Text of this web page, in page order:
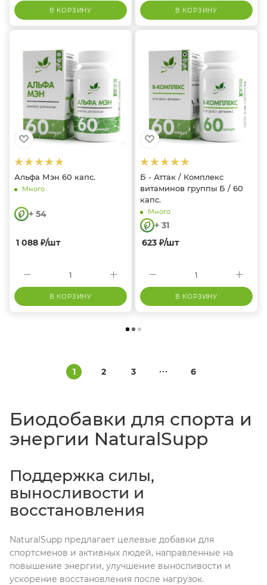
В КОРЗИНУ В КОРЗИНУ
Альфа Мэн 60 капс.
Много
+ 54
1 088 ₽/шт
В КОРЗИНУ
Б - Аттак / Комплекс
витаминов группы Б / 60
капс.
Много
+ 31
623 ₽/шт
В КОРЗИНУ
1 2 3 6
Биодобавки для спорта и
энергии NaturalSupp
Поддержка силы,
выносливости и
восстановления
NaturalSupp предлагает целевые добавки для
спортсменов и активных людей, направленные на
повышение энергии, улучшение выносливости и
ускорение восстановления после нагрузок.